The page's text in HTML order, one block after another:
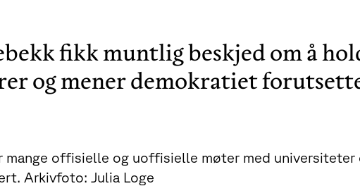
fikk muntlig beskjed om å
og mener demokratiet
mange offisielle og uoffisielle møter med
Arkivfoto: Julia Loge